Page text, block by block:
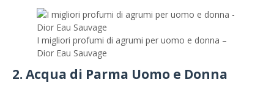
I migliori profumi di agrumi per uomo e donna –
Dior Eau Sauvage
2. Acqua di Parma Uomo e Donna